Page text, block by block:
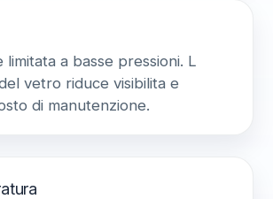
limitata a basse pressioni. L
vetro riduce visibilita e
di manutenzione.